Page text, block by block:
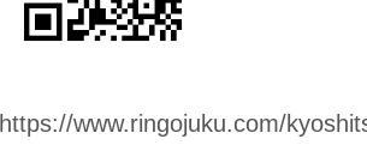
https://www.ringojuku.com/